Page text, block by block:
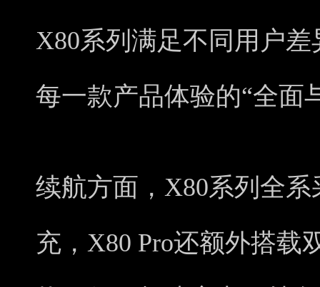
X80系列满足不同用户
每一款产品体验的“全面
续航方面，X80系列全
充，X80 Pro还额外搭载